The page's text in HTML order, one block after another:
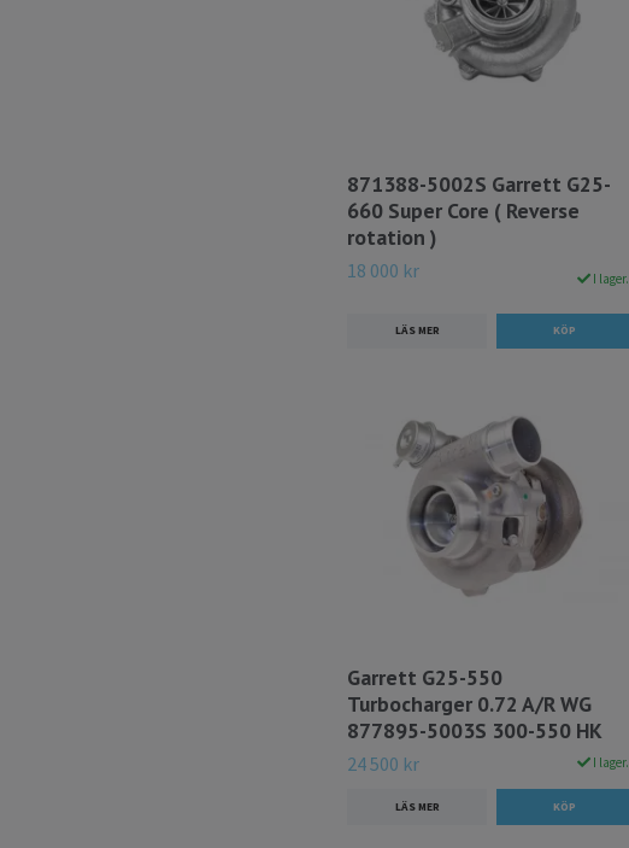
871388-5002S Garrett G25-
660 Super Core ( Reverse
rotation )
18 000 kr I lager.
LÄS MER
Garrett G25-550
Turbocharger 0.72 A/R WG
877895-5003S 300-550 HK
24 500 kr I lager.
LÄS MER